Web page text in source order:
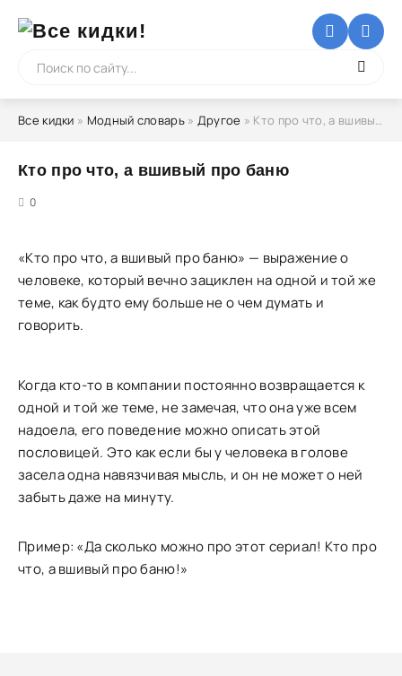
Все кидки » Модный словарь» Другое » Кто про что, а вшивый про баню
Кто про что, а вшивый про баню
0
«Кто про что, а вшивый про баню» — выражение о
человеке, который вечно зациклен на одной и той же
теме, как будто ему больше не о чем думать и
говорить.
Когда кто-то в компании постоянно возвращается к
одной и той же теме, не замечая, что она уже всем
надоела, его поведение можно описать этой
пословицей. Это как если бы у человека в голове
засела одна навязчивая мысль, и он не может о ней
забыть даже на минуту.
Пример: «Да сколько можно про этот сериал! Кто про
что, а вшивый про баню!»